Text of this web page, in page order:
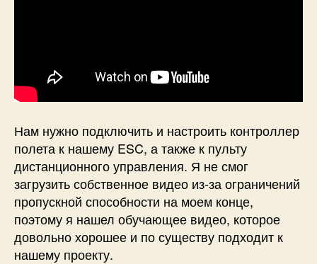
Нам нужно подключить и настроить контроллер
полета к нашему ESC, а также к пульту
дистанционного управления. Я не смог
загрузить собственное видео из-за ограничений
пропускной способности на моем конце,
поэтому я нашел обучающее видео, которое
довольно хорошее и по существу подходит к
нашему проекту.